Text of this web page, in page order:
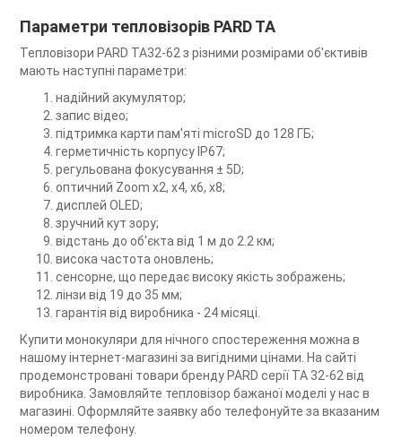
Параметри тепловізорів PARD TA
Тепловізори PARD TA32-62 з різними розмірами об'єктивів
мають наступні параметри:
надійний акумулятор;
запис відео;
підтримка карти пам'яті microSD до 128 ГБ;
герметичність корпусу IP67;
регульована фокусування ± 5D;
оптичний Zoom х2, х4, х6, х8;
дисплей OLED;
зручний кут зору;
відстань до об'єкта від 1 м до 2.2 км;
висока частота оновлень;
сенсорне, що передає високу якість зображень;
лінзи від 19 до 35 мм;
гарантія від виробника - 24 місяці.
Купити монокуляри для нічного спостереження можна в
нашому інтернет-магазині за вигідними цінами. На сайті
продемонстровані товари бренду PARD серії TA 32-62 від
виробника. Замовляйте тепловізор бажаної моделі у нас в
магазині. Оформляйте заявку або телефонуйте за вказаним
номером телефону.